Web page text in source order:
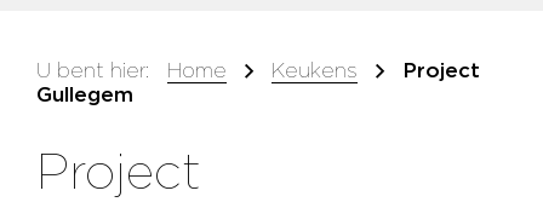
U bent hier: Home Keukens
Project
Gullegem
Project